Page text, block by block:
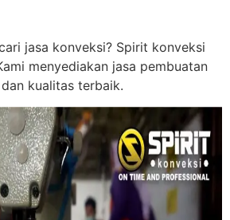
jasa konveksi? Spirit konveksi
menyediakan jasa pembuatan
kualitas terbaik.